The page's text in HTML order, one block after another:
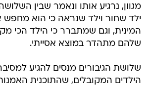
מגוון, נרגיע אותו ונאמר שבין
ילד שחור וילד שנראה כי הוא מחפש
המינית, וגם שמתברר כי הילד הכי
שלהם מתהדר במוצא אסייתי.
שלושת הגיבורים מנסים להגיע
הילדים המקובלים, שהתוכנית